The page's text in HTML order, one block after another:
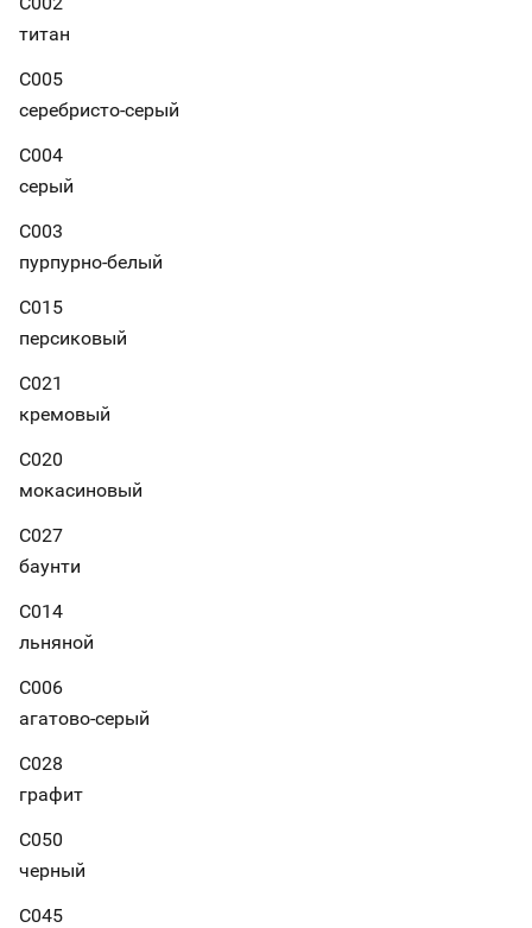
титан
С005
серебристо-серый
С004
серый
С003
пурпурно-белый
С015
персиковый
С021
кремовый
С020
мокасиновый
С027
баунти
С014
льняной
С006
агатово-серый
С028
графит
С050
черный
С045